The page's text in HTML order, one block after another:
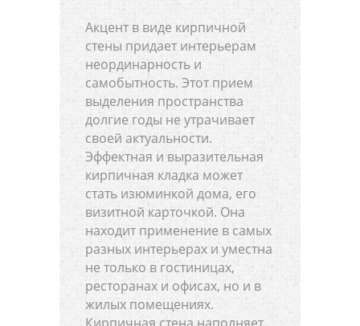
Акцент в виде кирпичной
стены придает интерьерам
неординарность и
самобытность. Этот прием
выделения пространства
долгие годы не утрачивает
своей актуальности.
Эффектная и выразительная
кирпичная кладка может
стать изюминкой дома, его
визитной карточкой. Она
находит применение в самых
разных интерьерах и уместна
не только в гостиницах,
ресторанах и офисах, но и в
жилых помещениях.